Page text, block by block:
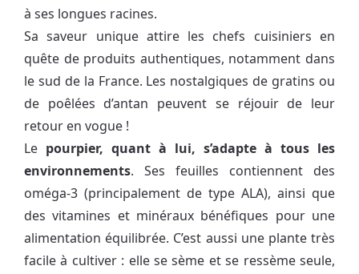
à ses longues racines.
Sa saveur unique attire les chefs cuisiniers en
quête de produits authentiques, notamment dans
le sud de la France. Les nostalgiques de gratins ou
de poêlées d’antan peuvent se réjouir de leur
retour en vogue !
Le pourpier, quant à lui, s’adapte à tous les
environnements. Ses feuilles contiennent des
oméga-3 (principalement de type ALA), ainsi que
des vitamines et minéraux bénéfiques pour une
alimentation équilibrée. C’est aussi une plante très
facile à cultiver : elle se sème et se ressème seule,